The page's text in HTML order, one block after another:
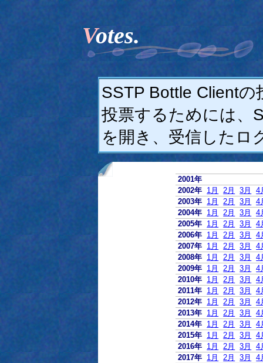
Votes.
SSTP Bottle Client
投票するためには、
を開き、受信したロ
2001年
2002年 1月 2月 3月
4
2003年 1月 2月 3月
4
2004年 1月 2月 3月
4
2005年 1月 2月 3月
4
2006年 1月 2月 3月
4
2007年 1月 2月 3月
4
2008年 1月 2月 3月
4
2009年 1月 2月 3月
4
2010年 1月 2月 3月
4
2011年 1月 2月 3月
4
2012年 1月 2月 3月
4
2013年 1月 2月 3月
4
2014年 1月 2月 3月
4
2015年 1月 2月 3月
4
2016年 1月 2月 3月
4
2017年 1月 2月 3月
4